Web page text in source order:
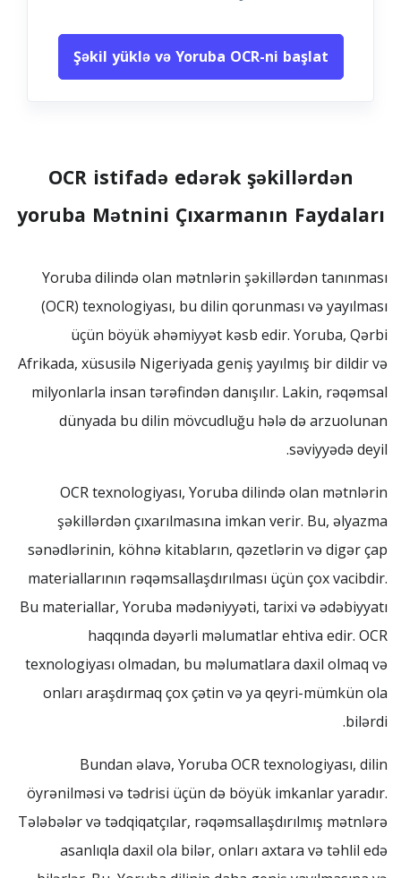
Şəkil yüklə və Yoruba OCR-ni başlat
OCR istifadə edərək şəkillərdən
yoruba Mətnini Çıxarmanın Faydaları
Yoruba dilində olan mətnlərin şəkillərdən tanınması
(OCR) texnologiyası, bu dilin qorunması və yayılması
üçün böyük əhəmiyyət kəsb edir. Yoruba, Qərbi
Afrikada, xüsusilə Nigeriyada geniş yayılmış bir dildir və
milyonlarla insan tərəfindən danışılır. Lakin, rəqəmsal
dünyada bu dilin mövcudluğu hələ də arzuolunan
səviyyədə deyil.
OCR texnologiyası, Yoruba dilində olan mətnlərin
şəkillərdən çıxarılmasına imkan verir. Bu, əlyazma
sənədlərinin, köhnə kitabların, qəzetlərin və digər çap
materiallarının rəqəmsallaşdırılması üçün çox vacibdir.
Bu materiallar, Yoruba mədəniyyəti, tarixi və ədəbiyyatı
haqqında dəyərli məlumatlar ehtiva edir. OCR
texnologiyası olmadan, bu məlumatlara daxil olmaq və
onları araşdırmaq çox çətin və ya qeyri-mümkün ola
bilərdi.
Bundan əlavə, Yoruba OCR texnologiyası, dilin
öyrənilməsi və tədrisi üçün də böyük imkanlar yaradır.
Tələbələr və tədqiqatçılar, rəqəmsallaşdırılmış mətnlərə
asanlıqla daxil ola bilər, onları axtara və təhlil edə